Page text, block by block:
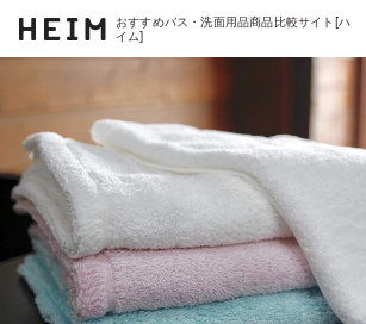
おすすめバス・洗面用品商品比較サイト[ハ
イム]